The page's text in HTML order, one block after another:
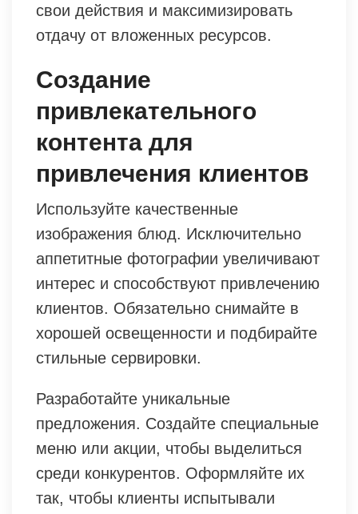
свои действия и максимизировать
отдачу от вложенных ресурсов.
Создание
привлекательного
контента для
привлечения клиентов
Используйте качественные
изображения блюд. Исключительно
аппетитные фотографии увеличивают
интерес и способствуют привлечению
клиентов. Обязательно снимайте в
хорошей освещенности и подбирайте
стильные сервировки.
Разработайте уникальные
предложения. Создайте специальные
меню или акции, чтобы выделиться
среди конкурентов. Оформляйте их
так, чтобы клиенты испытывали